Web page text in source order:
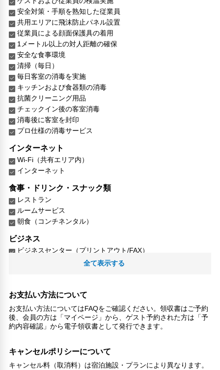
安全対策・手順を熟知した従業員
共用エリアに飛沫防止パネル設置
従業員による顔面保護具の着用
1メートル以上の対人距離の確保
安全な食事環境
清掃（毎日）
毎日客室の消毒を実施
キッチンおよび食器類の消毒
抗菌クリーニング用品
チェックイン後の客室消毒
消毒後に客室を封印
プロ仕様の消毒サービス
インターネット
Wi-Fi（共有エリア内）
インターネット
食事・ドリンク・スナック類
レストラン
ルームサービス
朝食（コンチネンタル）
ビジネス
ビジネスセンター（プリントアウト/FAX）
ジェットバス
スパ
喫煙所
スパ/サウナ
温泉
ショップ
全て表示する
お支払い方法について
お支払い方法についてはFAQをご確認ください。領収書はご予約
後、会員の方は「マイページ」から、ゲスト予約された方は「予
約内容確認」から電子領収書として発行できます。
キャンセルポリシーについて
キャンセル料（取消料）は宿泊施設・プランにより異なります。